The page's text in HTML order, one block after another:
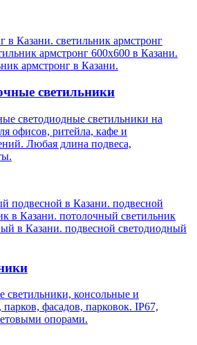
в Казани. светильник армстронг
армстронг 600х600 в Казани.
армстронг в Казани.
светильники
светодиодные светильники на
офисов, ритейла, кафе и
Любая длина подвеса,
подвесной в Казани. подвесной
в Казани. потолочный светильник
в Казани. подвесной светодиодный
светильники, консольные и
фасадов, парковок. IP67,
опорами.